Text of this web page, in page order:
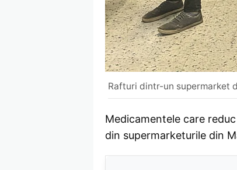
Rafturi dintr-un supermarket
Medicamentele care
din supermarketurile din